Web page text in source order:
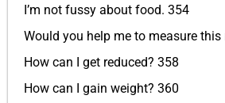
I’m not fussy about food. 354
Would you help me to measure this
How can I get reduced? 358
How can I gain weight? 360